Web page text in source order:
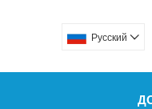
Pусский 